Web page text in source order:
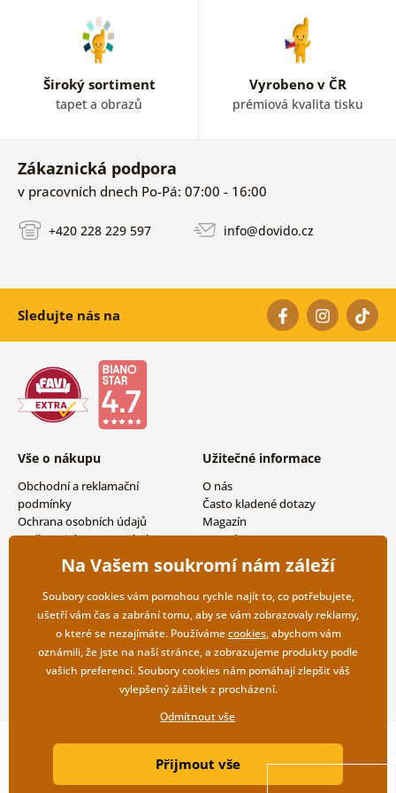
Široký sortiment
tapet a obrazů
Vyrobeno v ČR
prémiová kvalita tisku
Zákaznická podpora
v pracovních dnech Po-Pá: 07:00 - 16:00
+420 228 229 597 info@dovido.cz
Sledujte nás na
Vše o nákupu
Obchodní a reklamační
podmínky
Ochrana osobních údajů
Možnosti dopravy a platby
Vrácení zboží
Užitečné informace
O nás
Často kladené dotazy
Magazín
Kontakty
Velkoobchodní spolupráce
Copyright ©2019 © Dovido.cz.
Litvanyi.sk| E-shop vytvořila
Na Vašem soukromí nám záleží
Soubory cookies vám pomohou rychle najít to, co potřebujete,
ušetří vám čas a zabrání tomu, aby se vám zobrazovaly reklamy,
o které se nezajímáte. Používámecookies, abychom vám
oznámili, že jste na naší stránce, a zobrazujeme produkty podle
vašich preferencí. Soubory cookies nám pomáhají zlepšit váš
vylepšený zážitek z procházení.
Odmítnout vše
Přijmout vše